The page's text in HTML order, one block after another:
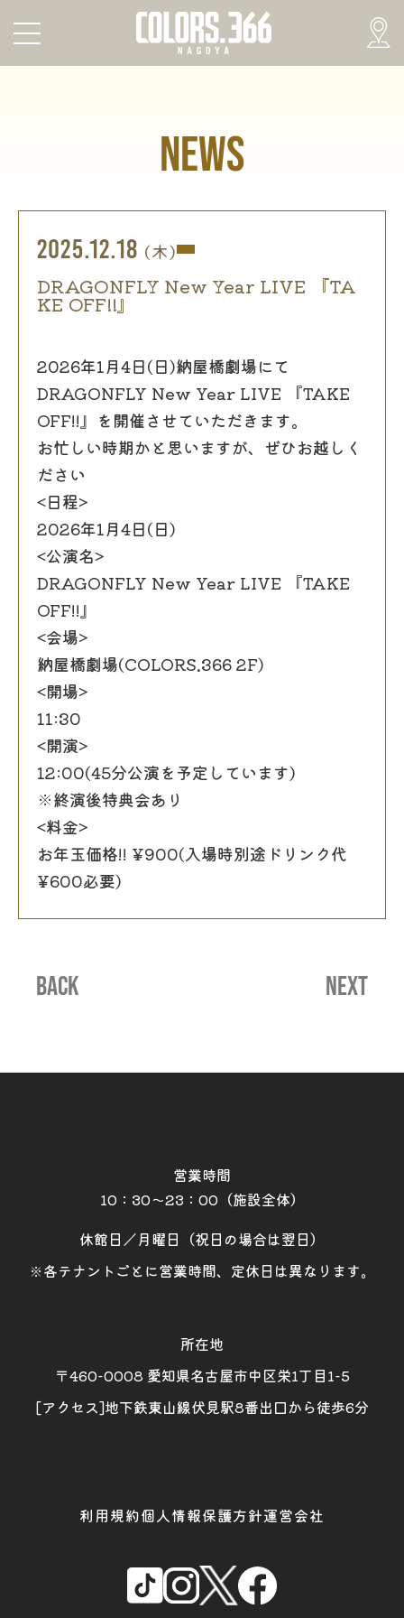
NEWS
2025.12.18 (木)
DRAGONFLY New Year LIVE 『TA
KE OFF!!』
2026年1月4日(日)納屋橋劇場にて
DRAGONFLY New Year LIVE 『TAKE
OFF!!』を開催させていただきます。
お忙しい時期かと思いますが、ぜひお越しく
ださい
<日程>
2026年1月4日(日)
<公演名>
DRAGONFLY New Year LIVE 『TAKE
OFF!!』
<会場>
納屋橋劇場(COLORS.366 2F)
<開場>
11:30
<開演>
12:00(45分公演を予定しています)
※終演後特典会あり
<料金>
お年玉価格!! ¥900(入場時別途ドリンク代
¥600必要)
BACK NEXT
営業時間
10：30～23：00（施設全体）
休館日／月曜日（祝日の場合は翌日）
※各テナントごとに営業時間、定休日は異なります。
所在地
〒460-0008 愛知県名古屋市中区栄1丁目1-5
[アクセス]地下鉄東山線伏見駅8番出口から徒歩6分
利用規約個人情報保護方針運営会社